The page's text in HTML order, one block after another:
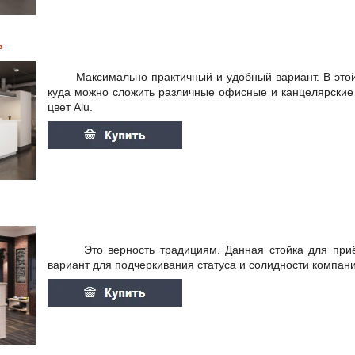
Максимально практичный и удобный вариант. В
куда можно сложить различные офисные и
цвет Alu.
Это верность традициям. Данная стойка для
вариант для подчеркивания статуса и солидности